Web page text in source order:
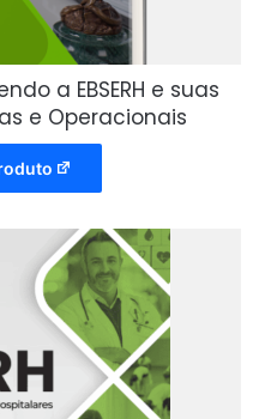
a EBSERH e suas
e Operacionais